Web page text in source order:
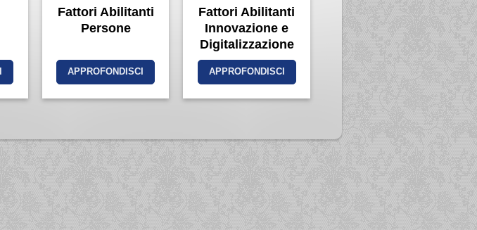
Fattori Abilitanti
Persone
APPROFONDISCI
Fattori Abilitanti
Innovazione e
Digitalizzazione
APPROFONDISCI